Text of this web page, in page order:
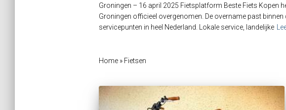
Groningen – 16 april 2025 Fietsplatform Beste Fiets Kopen
Groningen officieel overgenomen. De overname past
servicepunten in heel Nederland. Lokale service, landelijke
Home» Fietsen